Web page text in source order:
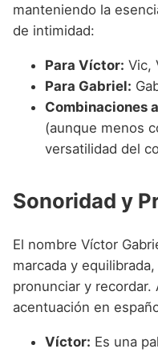
manteniendo la
de intimidad:
Para Víctor: Vic,
Para Gabriel:
Combinaciones
(aunque menos
versatilidad del
Sonoridad y
El nombre Víctor
marcada y
pronunciar y
acentuación en
Víctor: Es una